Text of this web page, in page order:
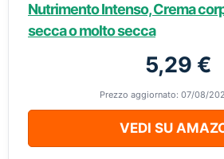
Nutrimento Intenso, Crema
secca o molto secca
5,29 €
Prezzo aggiornato: 07/08/
VEDI SU